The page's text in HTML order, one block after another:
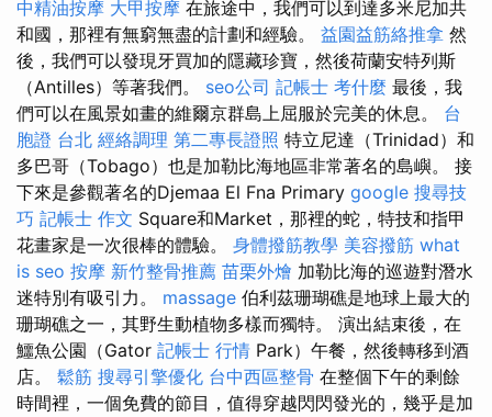
中精油按摩 大甲按摩 在旅途中，我們可以到達多米尼加共
和國，那裡有無窮無盡的計劃和經驗。 益園益筋絡推拿 然
後，我們可以發現牙買加的隱藏珍寶，然後荷蘭安特列斯
（Antilles）等著我們。 seo公司 記帳士 考什麼 最後，我
們可以在風景如畫的維爾京群島上屈服於完美的休息。 台
胞證 台北 經絡調理 第二專長證照 特立尼達（Trinidad）和
多巴哥（Tobago）也是加勒比海地區非常著名的島嶼。 接
下來是參觀著名的Djemaa El Fna Primary google 搜尋技
巧 記帳士 作文 Square和Market，那裡的蛇，特技和指甲
花畫家是一次很棒的體驗。 身體撥筋教學 美容撥筋 what
is seo 按摩 新竹整骨推薦 苗栗外燴 加勒比海的巡遊對潛水
迷特別有吸引力。 massage 伯利茲珊瑚礁是地球上最大的
珊瑚礁之一，其野生動植物多樣而獨特。 演出結束後，在
鱷魚公園（Gator 記帳士 行情 Park）午餐，然後轉移到酒
店。 鬆筋 搜尋引擎優化 台中西區整骨 在整個下午的剩餘
時間裡，一個免費的節目，值得穿越閃閃發光的，幾乎是加